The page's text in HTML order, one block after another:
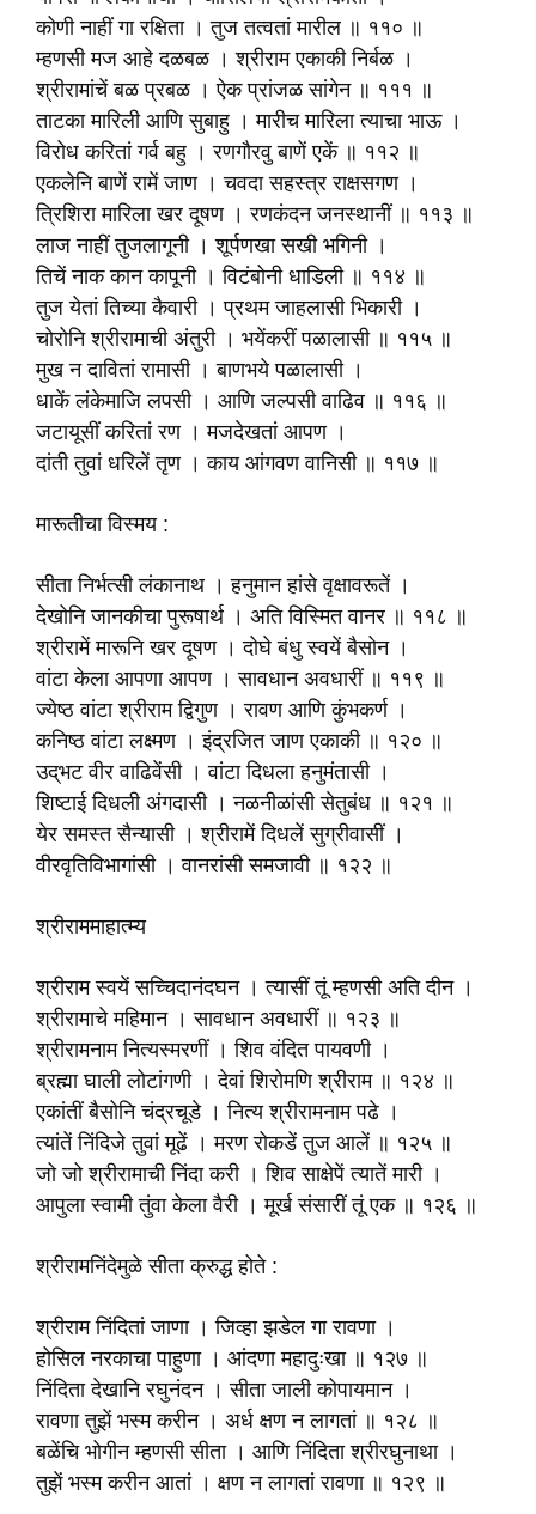
कोणी नाहीं गा रक्षिता । तुज तत्वतां मारील ॥ ११० ॥
म्हणसी मज आहे दळबळ । श्रीराम एकाकी निर्बळ ।
श्रीरामांचें बळ प्रबळ । ऐक प्रांजळ सांगेन ॥ १११ ॥
ताटका मारिली आणि सुबाहु । मारीच मारिला त्याचा भाऊ ।
विरोध करितां गर्व बहु । रणगौरवु बाणें एकें ॥ ११२ ॥
एकलेनि बाणें रामें जाण । चवदा सहस्त्र राक्षसगण ।
त्रिशिरा मारिला खर दूषण । रणकंदन जनस्थानीं ॥ ११३ ॥
लाज नाहीं तुजलागूनी । शूर्पणखा सखी भगिनी ।
तिचें नाक कान कापूनी । विटंबोनी धाडिली ॥ ११४ ॥
तुज येतां तिच्या कैवारी । प्रथम जाहलासी भिकारी ।
चोरोनि श्रीरामाची अंतुरी । भयेंकरीं पळालासी ॥ ११५ ॥
मुख न दावितां रामासी । बाणभये पळालासी ।
धाकें लंकेमाजि लपसी । आणि जल्पसी वाढिव ॥ ११६ ॥
जटायूसीं करितां रण । मजदेखतां आपण ।
दांती तुवां धरिलें तृण । काय आंगवण वानिसी ॥ ११७ ॥
मारूतीचा विस्मय :
सीता निर्भत्सी लंकानाथ । हनुमान हांसे वृक्षावरूतें ।
देखोनि जानकीचा पुरूषार्थ । अति विस्मित वानर ॥ ११८ ॥
श्रीरामें मारूनि खर दूषण । दोघे बंधु स्वयें बैसोन ।
वांटा केला आपणा आपण । सावधान अवधारीं ॥ ११९ ॥
ज्येष्ठ वांटा श्रीराम द्विगुण । रावण आणि कुंभकर्ण ।
कनिष्ठ वांटा लक्ष्मण । इंद्रजित जाण एकाकी ॥ १२० ॥
उद्‌भट वीर वाढिवेंसी । वांटा दिधला हनुमंतासी ।
शिष्टाई दिधली अंगदासी । नळनीळांसी सेतुबंध ॥ १२१ ॥
येर समस्त सैन्यासी । श्रीरामें दिधलें सुग्रीवासीं ।
वीरवृतिविभागांसी । वानरांसी समजावी ॥ १२२ ॥
श्रीराममाहात्म्य
श्रीराम स्वयें सच्चिदानंदघन । त्यासीं तूं म्हणसी अति दीन ।
श्रीरामाचे महिमान । सावधान अवधारीं ॥ १२३ ॥
श्रीरामनाम नित्यस्मरणीं । शिव वंदित पायवणी ।
ब्रह्मा घाली लोटांगणी । देवां शिरोमणि श्रीराम ॥ १२४ ॥
एकांतीं बैसोनि चंद्रचूडे । नित्य श्रीरामनाम पढे ।
त्यांतें निंदिजे तुवां मूढें । मरण रोकडें तुज आलें ॥ १२५ ॥
जो जो श्रीरामाची निंदा करी । शिव साक्षेपें त्यातें मारी ।
आपुला स्वामी तुंवा केला वैरी । मूर्ख संसारीं तूं एक ॥ १२६ ॥
श्रीरामनिंदेमुळे सीता क्रुद्ध होते :
श्रीराम निंदितां जाणा । जिव्हा झडेल गा रावणा ।
होसिल नरकाचा पाहुणा । आंदणा महादुःखा ॥ १२७ ॥
निंदिता देखानि रघुनंदन । सीता जाली कोपायमान ।
रावणा तुझें भस्म करीन । अर्ध क्षण न लागतां ॥ १२८ ॥
बळेंचि भोगीन म्हणसी सीता । आणि निंदिता श्रीरघुनाथा ।
तुझें भस्म करीन आतां । क्षण न लागतां रावणा ॥ १२९ ॥